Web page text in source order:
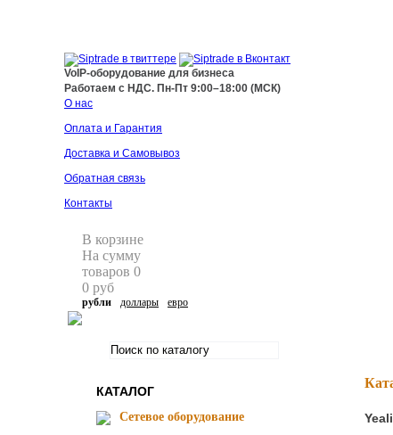
VoIP-оборудование для бизнеса
Работаем с НДС. Пн-Пт 9:00–18:00 (МСК)
О нас
Оплата и Гарантия
Доставка и Самовывоз
Обратная связь
Контакты
В корзине
На сумму
товаров 0
0 руб
рубли доллары евро
КАТАЛОГ
Сетевое оборудование